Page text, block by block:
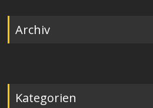
Archiv
Kategorien